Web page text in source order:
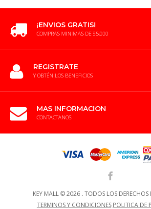
¡ENVIOS GRATIS!
COMPRAS MINIMAS DE $5,000
REGISTRATE
Y OBTÉN LOS BENEFICIOS
MAS INFORMACION
CONTACTANOS
KEY MALL ©2026 . TODOS LOS DERECHOS
TERMINOS Y CONDICIONES POLITICA DE